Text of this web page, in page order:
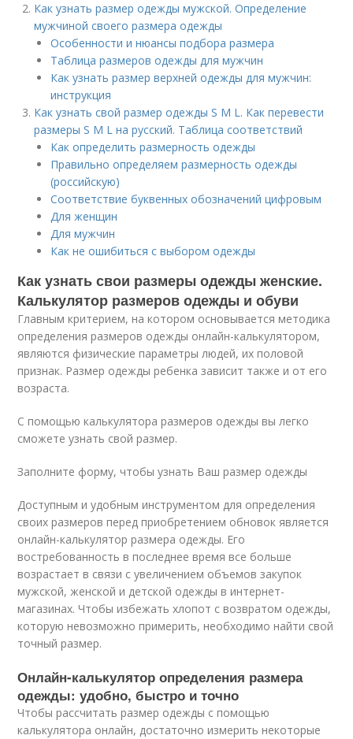
Как узнать размер одежды мужской. Определение
мужчиной своего размера одежды
Особенности и нюансы подбора размера
Таблица размеров одежды для мужчин
Как узнать размер верхней одежды для мужчин:
инструкция
Как узнать свой размер одежды S M L. Как перевести
размеры S M L на русский. Таблица соответствий
Как определить размерность одежды
Правильно определяем размерность одежды
(российскую)
Соответствие буквенных обозначений цифровым
Для женщин
Для мужчин
Как не ошибиться с выбором одежды
Как узнать свои размеры одежды женские.
Калькулятор размеров одежды и обуви
Главным критерием, на котором основывается методика
определения размеров одежды онлайн-калькулятором,
являются физические параметры людей, их половой
признак. Размер одежды ребенка зависит также и от его
возраста.
С помощью калькулятора размеров одежды вы легко
сможете узнать свой размер.
Заполните форму, чтобы узнать Ваш размер одежды
Доступным и удобным инструментом для определения
своих размеров перед приобретением обновок является
онлайн-калькулятор размера одежды. Его
востребованность в последнее время все больше
возрастает в связи с увеличением объемов закупок
мужской, женской и детской одежды в интернет-
магазинах. Чтобы избежать хлопот с возвратом одежды,
которую невозможно примерить, необходимо найти свой
точный размер.
Онлайн-калькулятор определения размера
одежды: удобно, быстро и точно
Чтобы рассчитать размер одежды с помощью
калькулятора онлайн, достаточно измерить некоторые